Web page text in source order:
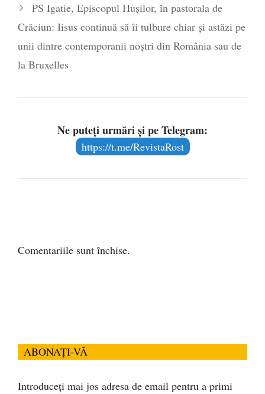
PS Igatie, Episcopul Hușilor, în pastorala de
Crăciun: Iisus continuă să îi tulbure chiar şi astăzi pe
unii dintre contemporanii noştri din România sau de
la Bruxelles
Ne puteți urmări și pe Telegram:
https://t.me/RevistaRost
Comentariile sunt închise.
ABONAȚI-VĂ
Introduceți mai jos adresa de email pentru a primi